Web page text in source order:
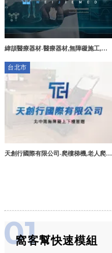
緯頡醫療器材-醫療器材,無障礙施工,醫
租借
台北市
天創行國際有限公司-爬樓梯機,老人爬樓
窩客幫快速模組